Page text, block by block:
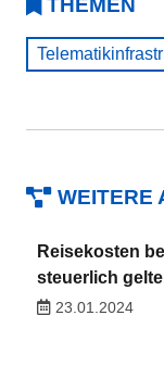
WEITERE
Reisekosten
steuerlich
23.01.2024